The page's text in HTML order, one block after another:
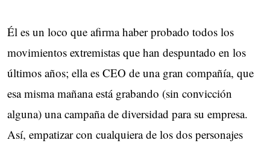
Él es un loco que afirma haber probado todos los
movimientos extremistas que han despuntado en los
últimos años; ella es CEO de una gran compañía, que
esa misma mañana está grabando (sin convicción
alguna) una campaña de diversidad para su empresa.
Así, empatizar con cualquiera de los dos personajes